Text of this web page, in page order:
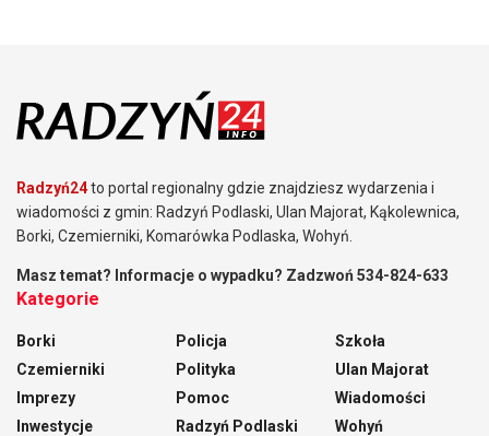
Radzyń24to portal regionalny gdzie znajdziesz wydarzenia i
wiadomości z gmin: Radzyń Podlaski, Ulan Majorat, Kąkolewnica,
Borki, Czemierniki, Komarówka Podlaska, Wohyń.
Masz temat? Informacje o wypadku? Zadzwoń 534-824-633
Kategorie
Borki
Czemierniki
Imprezy
Inwestycje
Policja
Polityka
Pomoc
Radzyń Podlaski
Szkoła
Ulan Majorat
Wiadomości
Wohyń